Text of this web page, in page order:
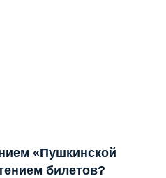
«Пушкинской
билетов?